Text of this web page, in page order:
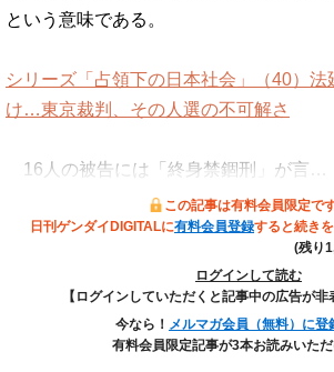
という意味である。
シリーズ「占領下の日本社会」（40）
け…東京裁判、その人選の不可解さ
16人の被告には「終身禁錮刑」が言…
この記事は有料会員限定です
日刊ゲンダイDIGITALに有料会員登録すると続き
(残り
ログインして読む
【ログインしていただくと記事中の広告が非
今なら！ メルマガ会員（無料）に登
有料会員限定記事が3本お読みいただ